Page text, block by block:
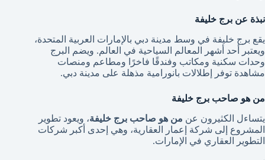
نبذة عن برج خليفة
يقع برج خليفة في وسط مدينة دبي بالإمارات العربية المتحدة،
ويعتبر أحد أشهر المعالم السياحية في العالم. ويضم البرج
وحدات سكنية ومكاتب وفندقًا فاخرًا ومطاعم ومنصات
مشاهدة توفر إطلالات بانورامية مذهلة على مدينة دبي.
من هو صاحب برج خليفة
يتساءل الكثيرون عن من هو صاحب برج خليفة، ويعود تطوير
المشروع إلى شركة إعمار العقارية، وهي إحدى أكبر شركات
التطوير العقاري في الإمارات.